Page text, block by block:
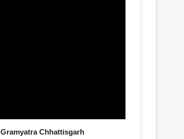
Gramyatra Chhattisgarh